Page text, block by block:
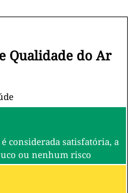
Qualidade do Ar
considerada satisfatória, a
ou nenhum risco